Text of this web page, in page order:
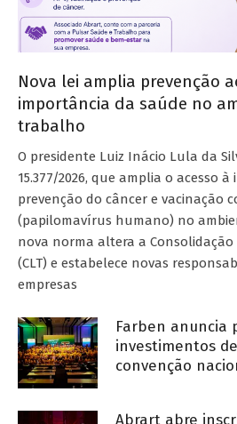
Nova lei amplia prevenção
importância da saúde no
trabalho
O presidente Luiz Inácio Lula da
15.377/2026, que amplia o acesso
prevenção do câncer e vacinação
(papilomavírus humano) no
nova norma altera a Consolidação
(CLT) e estabelece novas
empresas
Farben anuncia
investimentos
convenção